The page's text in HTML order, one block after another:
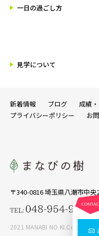
一日の過ごし方
見学について
〒340-0816 埼玉県八潮市中央
2021 MANABI NO KI.Copyright
新着情報 ブログ 成績
プライバシーポリシー
お